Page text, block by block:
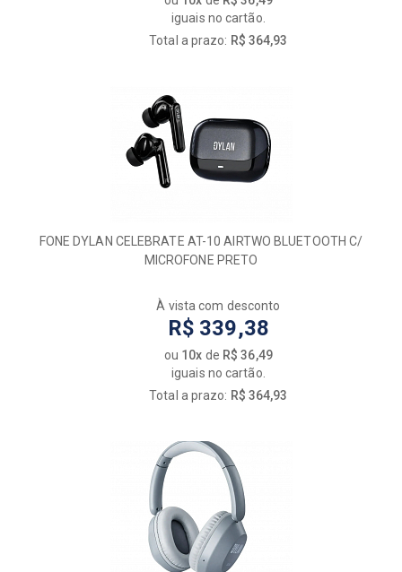
iguais no cartão.
Total a prazo: R$ 364,93
FONE DYLAN CELEBRATE AT-10 AIRTWO BLUETOOTH C/
MICROFONE PRETO
À vista com desconto
R$ 339,38
ou 10x de R$ 36,49
iguais no cartão.
Total a prazo: R$ 364,93